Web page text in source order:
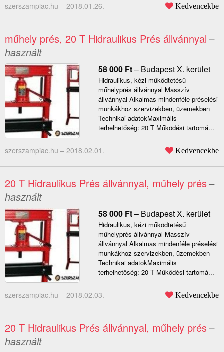
szerszampiac.hu – 2018.01.26. Kedvencekbe
műhely prés, 20 T Hidraulikus Prés állvánnyal–
használt
58 000 Ft– Budapest X. kerület
Hidraulikus, kézi működtetésű
műhelyprés állvánnyal Masszív
állvánnyal Alkalmas mindenféle préselési
munkákhoz szervizekben, üzemekben
Technikai adatokMaximális
terhelhetőség: 20 T Működési tartomá...
szerszampiac.hu – 2018.02.01. Kedvencekbe
20 T Hidraulikus Prés állvánnyal, műhely prés–
használt
58 000 Ft– Budapest X. kerület
Hidraulikus, kézi működtetésű
műhelyprés állvánnyal Masszív
állvánnyal Alkalmas mindenféle préselési
munkákhoz szervizekben, üzemekben
Technikai adatokMaximális
terhelhetőség: 20 T Működési tartomá...
szerszampiac.hu – 2018.02.03. Kedvencekbe
20 T Hidraulikus Prés állvánnyal, műhely prés–
használt